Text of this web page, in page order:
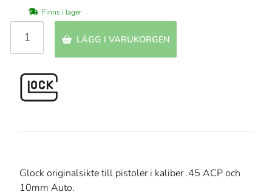
Finns i lager
LÄGG I VARUKORGEN
Glock originalsikte till pistoler i kaliber .45 ACP och
10mm Auto.